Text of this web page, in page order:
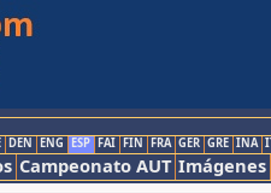
DEN ENG ESP FAI FIN FRA GER GRE INA
Campeonato AUT Imágenes